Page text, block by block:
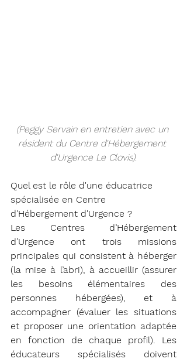
(Peggy Servain en entretien avec un
résident du Centre d'Hébergement
d'Urgence Le Clovis).
Quel est le rôle d'une éducatrice
spécialisée en Centre
d'Hébergement d'Urgence ?
Les Centres d’Hébergement
d’Urgence ont trois missions
principales qui consistent à héberger
(la mise à l’abri), à accueillir (assurer
les besoins élémentaires des
personnes hébergées), et à
accompagner (évaluer les situations
et proposer une orientation adaptée
en fonction de chaque profil). Les
éducateurs spécialisés doivent